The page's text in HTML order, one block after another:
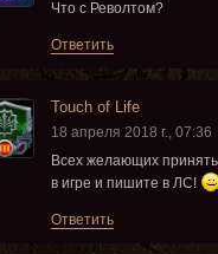
Что с Револтом?
Ответить
Touch of Life
18 апреля 2018 г., 07:36
Всех желающих
в игре и пишите в ЛС!
Ответить